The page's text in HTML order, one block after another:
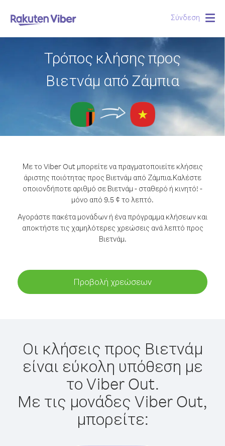
Σύνδεση
Τρόπος κλήσης προς
Βιετνάμ από Ζάμπια
Με το Viber Out μπορείτε να πραγματοποιείτε κλήσεις
άριστης ποιότητας προς Βιετνάμ από Ζάμπια.Καλέστε
οποιονδήποτε αριθμό σε Βιετνάμ - σταθερό ή κινητό! -
μόνο από 9.5 ¢ το λεπτό.
Αγοράστε πακέτα μονάδων ή ένα πρόγραμμα κλήσεων και
αποκτήστε τις χαμηλότερες χρεώσεις ανά λεπτό προς
Βιετνάμ.
Προβολή χρεώσεων
Οι κλήσεις προς Βιετνάμ
είναι εύκολη υπόθεση με
το Viber Out.
Με τις μονάδες Viber Out,
μπορείτε: